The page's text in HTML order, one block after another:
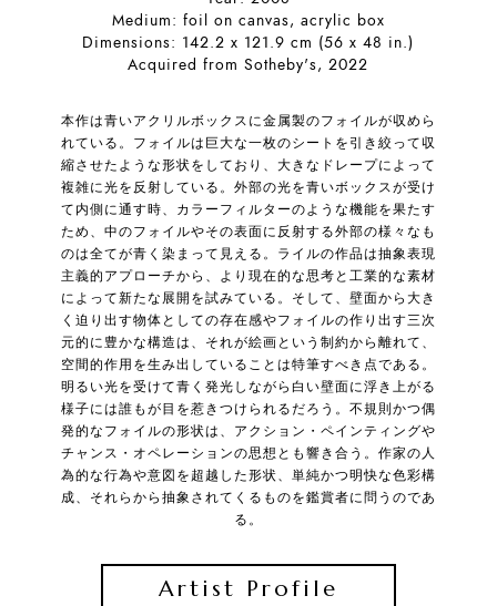
Medium: foil on canvas, acrylic box
Dimensions: 142.2 x 121.9 cm (56 x 48 in.)
Acquired from Sotheby's, 2022
本作は青いアクリルボックスに金属製のフォイルが収めら
れている。フォイルは巨大な一枚のシートを引き絞って収
縮させたような形状をしており、大きなドレープによって
複雑に光を反射している。外部の光を青いボックスが受け
て内側に通す時、カラーフィルターのような機能を果たす
ため、中のフォイルやその表面に反射する外部の様々なも
のは全てが青く染まって見える。ライルの作品は抽象表現
主義的アプローチから、より現在的な思考と工業的な素材
によって新たな展開を試みている。そして、壁面から大き
く迫り出す物体としての存在感やフォイルの作り出す三次
元的に豊かな構造は、それが絵画という制約から離れて、
空間的作用を生み出していることは特筆すべき点である。
明るい光を受けて青く発光しながら白い壁面に浮き上がる
様子には誰もが目を惹きつけられるだろう。不規則かつ偶
発的なフォイルの形状は、アクション・ペインティングや
チャンス・オペレーションの思想とも響き合う。作家の人
為的な行為や意図を超越した形状、単純かつ明快な色彩構
成、それらから抽象されてくるものを鑑賞者に問うのであ
る。
Artist Profile